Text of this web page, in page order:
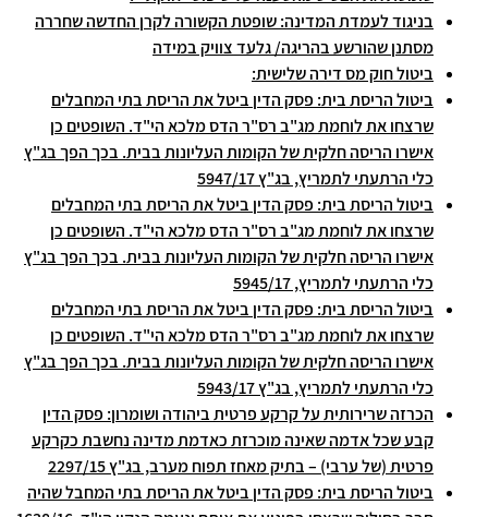
בניגוד לעמדת המדינה: שופטת הקשורה לקרן החדשה שחררה
מסתנן שהורשע בהריגה/ גלעד צוויק במידה
ביטול חוק מס דירה שלישית:
ביטול הריסת בית: פסק הדין ביטל את הריסת בתי המחבלים
שרצחו את לוחמת מג"ב רס"ר הדס מלכא הי"ד. השופטים כן
אישרו הריסה חלקית של הקומות העליונות בבית. בכך הפך בג"ץ
כלי הרתעתי לתמריץ, בג"ץ 5947/17
ביטול הריסת בית: פסק הדין ביטל את הריסת בתי המחבלים
שרצחו את לוחמת מג"ב רס"ר הדס מלכא הי"ד. השופטים כן
אישרו הריסה חלקית של הקומות העליונות בבית. בכך הפך בג"ץ
כלי הרתעתי לתמריץ, 5945/17
ביטול הריסת בית: פסק הדין ביטל את הריסת בתי המחבלים
שרצחו את לוחמת מג"ב רס"ר הדס מלכא הי"ד. השופטים כן
אישרו הריסה חלקית של הקומות העליונות בבית. בכך הפך בג"ץ
כלי הרתעתי לתמריץ, בג"ץ 5943/17
הכרזה שרירותית על קרקע פרטית ביהודה ושומרון: פסק הדין
קבע שכל אדמה שאינה מוכרזת כאדמת מדינה נחשבת כקרקע
פרטית (של ערבי) – בתיק מאחז תפוח מערב, בג"ץ 2297/15
ביטול הריסת בית: פסק הדין ביטל את הריסת בתי המחבל שהיה